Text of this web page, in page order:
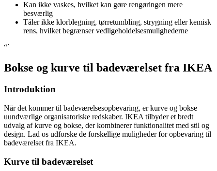
Kan ikke vaskes, hvilket kan gøre rengøringen mere
besværlig
Tåler ikke klorblegning, tørretumbling, strygning eller kemisk
rens, hvilket begrænser vedligeholdelsesmulighederne
“`
Bokse og kurve til badeværelset fra IKEA
Introduktion
Når det kommer til badeværelsesopbevaring, er kurve og bokse
uundværlige organisatoriske redskaber. IKEA tilbyder et bredt
udvalg af kurve og bokse, der kombinerer funktionalitet med stil og
design. Lad os udforske de forskellige muligheder for opbevaring til
badeværelset fra IKEA.
Kurve til badeværelset